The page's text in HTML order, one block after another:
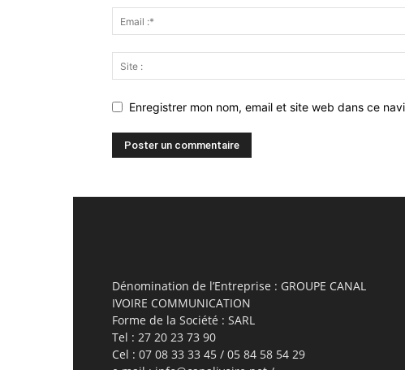
Enregistrer mon nom, email et site web dans ce
Dénomination de l’Entreprise : GROUPE CANAL
IVOIRE COMMUNICATION
Forme de la Société : SARL
Tel : 27 20 23 73 90
Cel : 07 08 33 33 45 / 05 84 58 54 29